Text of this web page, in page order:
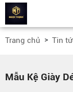
Trang chủ Tin
Mẫu Kệ Giày